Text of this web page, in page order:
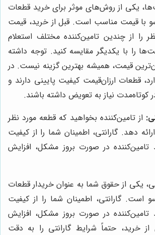
یکی از روش‌های موثر برای خرید قطعات
با قیمت مناسب است. قبل از خرید، قیمت
را از چندین تامین‌کننده مختلف استعلام
را با یکدیگر مقایسه کنید. توجه داشته
قیمت، همیشه بهترین گزینه نیست. در
قطعات ارزان‌قیمت کیفیت پایینی دارند و
نیاز به تعویض داشته باشند.
از تامین‌کننده بخواهید که قطعه مورد نظر
ارائه دهد. گارانتی، اطمینان شما را از کیفیت
در صورت بروز مشکل، افزایش
یکی از حقوق شما به عنوان خریدار قطعات
است. گارانتی، اطمینان شما را از کیفیت
در صورت بروز مشکل، افزایش
خرید، حتماً شرایط گارانتی را به دقت